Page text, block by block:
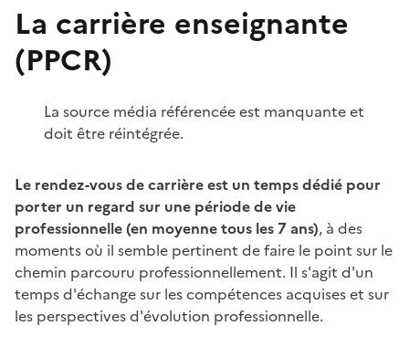
La carrière enseignante
(PPCR)
La source média référencée est manquante et
doit être réintégrée.
Le rendez-vous de carrière est un temps dédié pour
porter un regard sur une période de vie
professionnelle (en moyenne tous les 7 ans), à des
moments où il semble pertinent de faire le point sur le
chemin parcouru professionnellement. Il s'agit d'un
temps d'échange sur les compétences acquises et sur
les perspectives d'évolution professionnelle.